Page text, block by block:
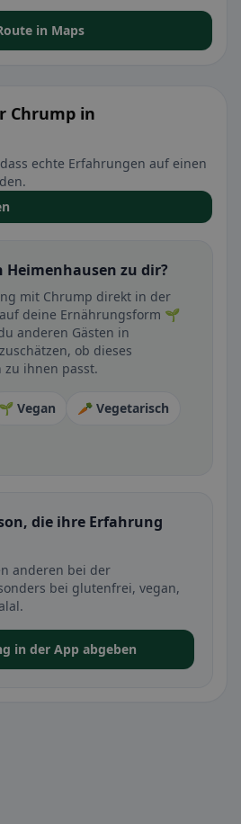
in Maps
Chrump in
echte Erfahrungen auf einen
Heimenhausen zu dir?
mit Chrump direkt in der
deine Ernährungsform 🌱
anderen Gästen in
ob dieses
zu ihnen passt.
🌱 Vegan
🥕 Vegetarisch
die ihre Erfahrung
anderen bei der
bei glutenfrei, vegan,
in der App abgeben